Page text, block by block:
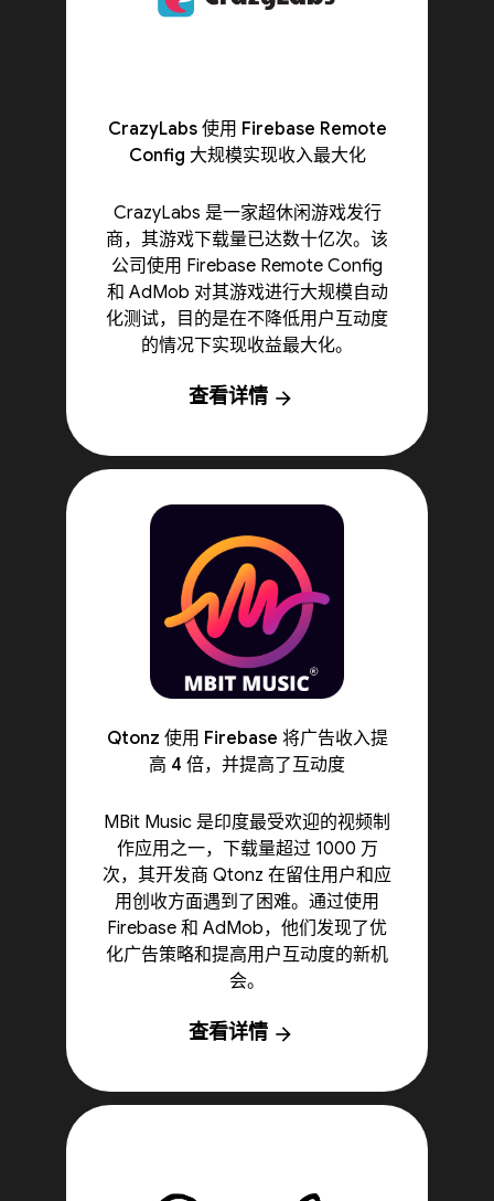
CrazyLabs 使用 Firebase Remote
Config 大规模实现收入最大化
CrazyLabs 是一家超休闲游戏发行
商，其游戏下载量已达数十亿次。该
公司使用 Firebase Remote Config
和 AdMob 对其游戏进行大规模自动
化测试，目的是在不降低用户互动度
的情况下实现收益最大化。
查看详情 arrow_forward
Qtonz 使用 Firebase 将广告收入提
高 4 倍，并提高了互动度
MBit Music 是印度最受欢迎的视频制
作应用之一，下载量超过 1000 万
次，其开发商 Qtonz 在留住用户和应
用创收方面遇到了困难。通过使用
Firebase 和 AdMob，他们发现了优
化广告策略和提高用户互动度的新机
会。
查看详情 arrow_forward